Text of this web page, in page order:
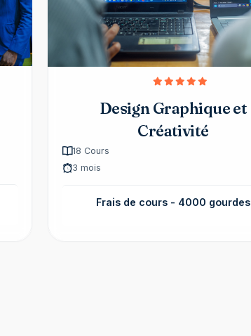
Design Graphique et
Créativité
18 Cours
3 mois
Frais de cours - 4000 gourdes